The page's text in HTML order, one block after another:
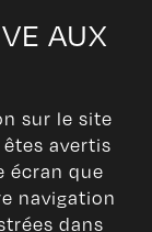
AUX
sur le site
avertis
écran que
navigation
dans